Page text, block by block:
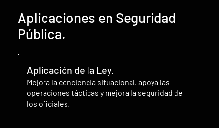
Aplicaciones en Seguridad
Pública.
Aplicación de la Ley.
Mejora la conciencia situacional, apoya las
operaciones tácticas y mejora la seguridad de
los oficiales.